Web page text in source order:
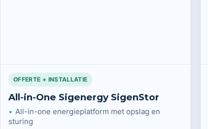
OFFERTE + INSTALLATIE
All-in-One Sigenergy SigenStor
All-in-one energieplatform met opslag en
sturing